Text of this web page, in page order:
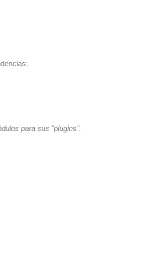
para sus "plugins".